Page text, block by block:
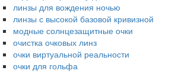
линзы для вождения ночью
линзы с высокой базовой кривизной
модные солнцезащитные очки
очистка очковых линз
очки виртуальной реальности
очки для гольфа